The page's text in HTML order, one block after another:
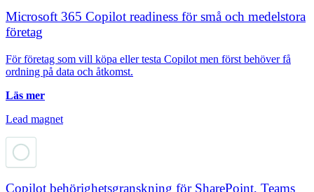
Microsoft 365 Copilot readiness för små och medelstora
företag
För företag som vill köpa eller testa Copilot men först behöver få
ordning på data och åtkomst.
Läs mer
Lead magnet
Copilot behörighetsgranskning för SharePoint, Teams